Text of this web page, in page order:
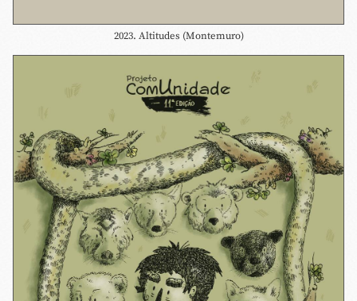
2023. Altitudes (Montemuro)